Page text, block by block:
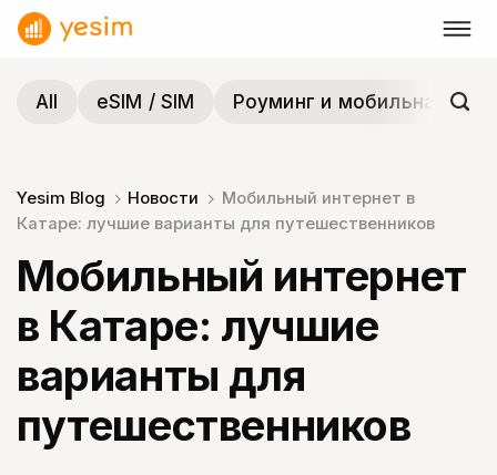
Skip
All
eSIM / SIM Роуминг и мобильная
Yesim Blog Новости
Мобильный интернет в
Катаре: лучшие варианты для путешественников
Мобильный интернет
в Катаре: лучшие
варианты для
путешественников